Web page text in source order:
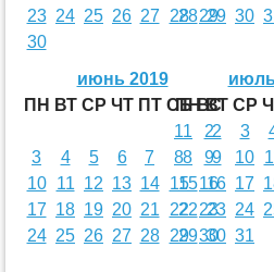
23 24 25 26 27 28
29
30
28 29 30
июнь 2019
ПН ВТ СР ЧТ ПТ СБ ВС
1
2
3
4 5 6 7 8
9
10
11 12 13 14 15
16
17 18 19 20 21 22
23
24 25 26 27 28 29 30
ПН ВТ СР
1
2 3
8
9 10
15 16 17
22 23 24
29 30 31